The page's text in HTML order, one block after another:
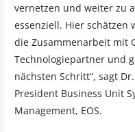
vernetzen und weiter zu
essenziell. Hier schätzen
die Zusammenarbeit mit
Technologiepartner und
nächsten Schritt“, sagt
President Business Unit
Management, EOS.